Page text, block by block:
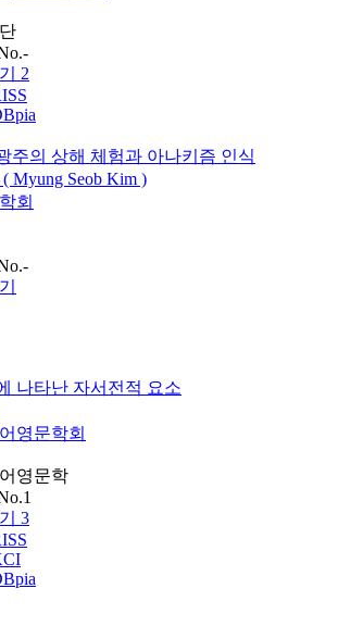
2
주의 상해 체험과 아나키즘 인식
Myung Seob Kim )
회
나타난 자서전적 요소
영문학회
영문학
3